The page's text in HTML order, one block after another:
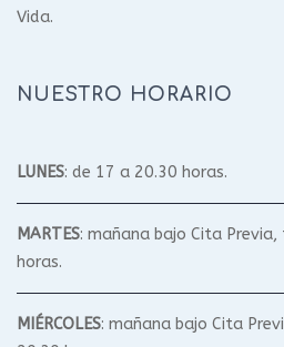
Vida.
NUESTRO HORARIO
LUNES: de 17 a 20.30 horas.
MARTES: mañana bajo Cita
horas.
MIÉRCOLES: mañana bajo Cita